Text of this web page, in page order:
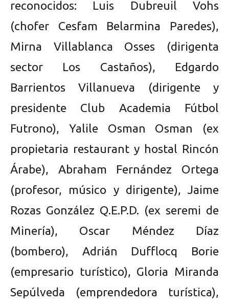
reconocidos: Luis Dubreuil Vohs
(chofer Cesfam Belarmina Paredes),
Mirna Villablanca Osses (dirigenta
sector Los Castaños), Edgardo
Barrientos Villanueva (dirigente y
presidente Club Academia Fútbol
Futrono), Yalile Osman Osman (ex
propietaria restaurant y hostal Rincón
Árabe), Abraham Fernández Ortega
(profesor, músico y dirigente), Jaime
Rozas González Q.E.P.D. (ex seremi de
Minería), Oscar Méndez Díaz
(bombero), Adrián Dufflocq Borie
(empresario turístico), Gloria Miranda
Sepúlveda (emprendedora turística),